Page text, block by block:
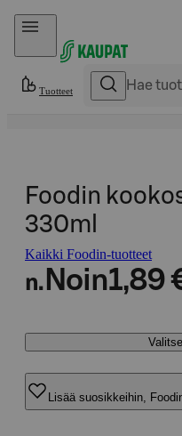
Hyppää sisältöön
Tuotteet
Foodin
330ml
Kaikki Foodin-tuotteet
n. Noin1,89
Lisää suosikkeihin,